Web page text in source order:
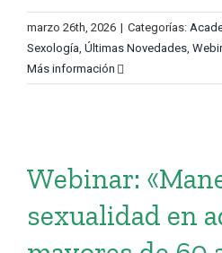
marzo 26th, 2026 | Categorías:
Sexología, Últimas Novedades,
Más información
Webinar:
sexualidad en